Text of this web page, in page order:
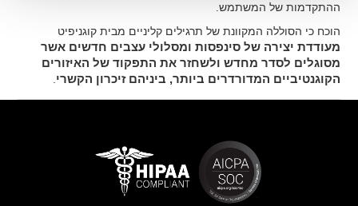
ההתקדמות של המשתמש.
הוכח כי הסוללה המקוונת של תרגילים קליניים מבית קוגניפיט
מעודדת יצירה של סינפסות ומסלולי עצבים חדשים אשר
מסוגלים לסדר מחדש ולשחזר את התפקוד של האיזורים
הקוגנטיביים המדורדרים ביותר, ביניהם זיכרון הקשרי